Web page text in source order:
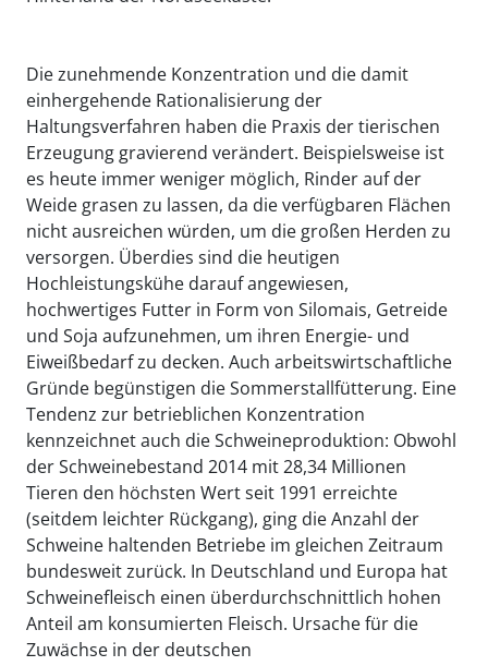
Die zunehmende Konzentration und die damit
einhergehende Rationalisierung der
Haltungsverfahren haben die Praxis der tierischen
Erzeugung gravierend verändert. Beispielsweise ist
es heute immer weniger möglich, Rinder auf der
Weide grasen zu lassen, da die verfügbaren Flächen
nicht ausreichen würden, um die großen Herden zu
versorgen. Überdies sind die heutigen
Hochleistungskühe darauf angewiesen,
hochwertiges Futter in Form von Silomais, Getreide
und Soja aufzunehmen, um ihren Energie- und
Eiweißbedarf zu decken. Auch arbeitswirtschaftliche
Gründe begünstigen die Sommerstallfütterung. Eine
Tendenz zur betrieblichen Konzentration
kennzeichnet auch die Schweineproduktion: Obwohl
der Schweinebestand 2014 mit 28,34 Millionen
Tieren den höchsten Wert seit 1991 erreichte
(seitdem leichter Rückgang), ging die Anzahl der
Schweine haltenden Betriebe im gleichen Zeitraum
bundesweit zurück. In Deutschland und Europa hat
Schweinefleisch einen überdurchschnittlich hohen
Anteil am konsumierten Fleisch. Ursache für die
Zuwächse in der deutschen